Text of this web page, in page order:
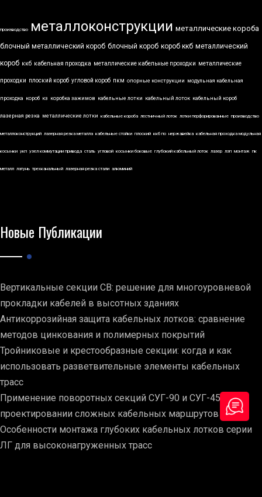
производство металлоконструкции металлические короба
блочный металлический короб блочный короб короб ккб металлический
короб ккб кабельная проходка металлические кабельные проходки металлические
проходки плоский короб угловой короб пкм опорные конструкции модульная кабельная
проходка короб кз коробка зажимов кабельные лотки кабельный лоток кабельный короб
лазерная резка металлические лотки кабельные короба лестничный лоток лотки перфорированные производство
металлоконструкций лазерная резка металла кабельные стойки плоский ккб по нержавейка кабельная проходка модульная
косынки укп узел коммутации привода сталь угловой косынки боковые глубокий кабельный лоток лазер лэп монтаж пк
металл латунь трехканальный лазерная резка стали алюминий
Новые Публикации
Вертикальные секции СВ: решение для многоуровневой
прокладки кабелей в высотных зданиях
Антикоррозийная защита кабельных лотков: сравнение
методов цинкования и полимерных покрытий
Тройниковые и крестообразные секции: когда и как
использовать разветвительные элементы кабельных
трасс
Применение поворотных секций СУГ-90 и СУГ-45 при
проектировании сложных кабельных маршрутов
Особенности монтажа глубоких кабельных лотков серии
ЛГ для высоконагруженных трасс